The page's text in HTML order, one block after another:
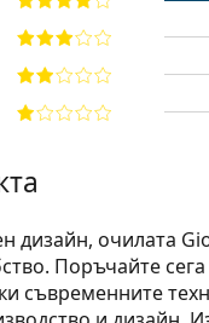
дизайн, очилата
Поръчайте сега
съвременните